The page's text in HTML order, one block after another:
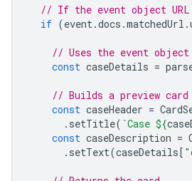
// If the event object
if (event.docs .matchedUrl .
// Uses the event
const caseDetails =
// Builds a preview card
const caseHeader =
. setTitle( `Case ${
const caseDescription =
. setText(caseDetails[